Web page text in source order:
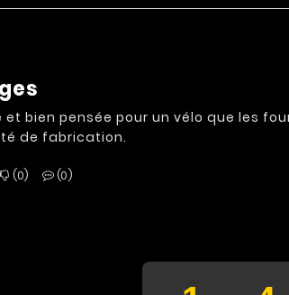
et bien pensée pour un vélo que les
de fabrication.
0 0